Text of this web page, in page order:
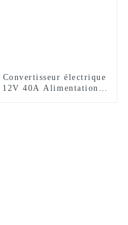
Convertisseur électrique
12V 40A Alimentation à